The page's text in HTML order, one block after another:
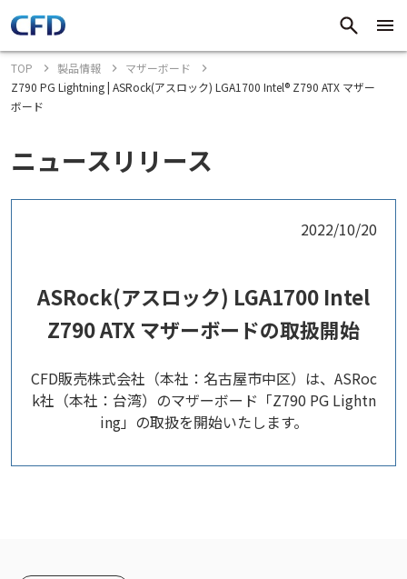
TOP 製品情報
マザーボード
Z790 PG Lightning | ASRock(アスロック) LGA1700 Intel® Z790 ATX マザー
ボード
ニュースリリース
2022/10/20
ASRock(アスロック) LGA1700 Intel
Z790 ATX マザーボードの取扱開始
CFD販売株式会社（本社：名古屋市中区）は、ASRoc
k社（本社：台湾）のマザーボード「Z790 PG Lightn
ing」の取扱を開始いたします。